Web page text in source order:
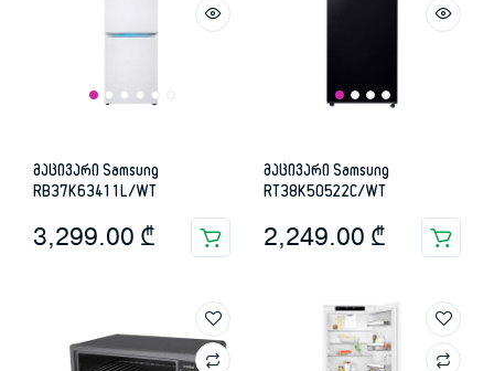
მაცივარი Samsung
RB37K63411L/WT
3,299.00 ₾
მაცივარი Samsung
RT38K50522C/WT
2,249.00 ₾